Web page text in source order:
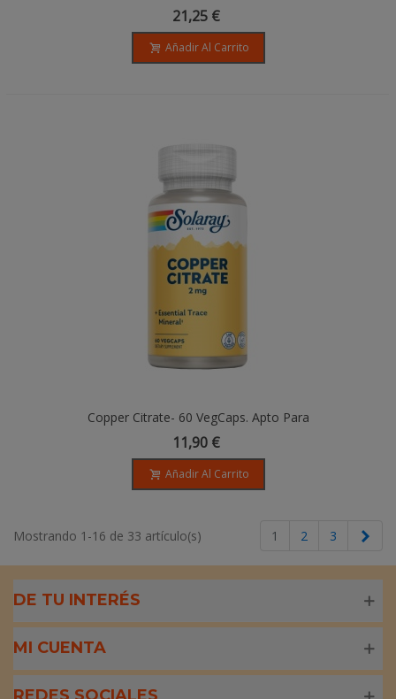
CÁPSULAS
21,25 €
Añadir Al Carrito
Copper Citrate- 60 VegCaps. Apto Para
Veganos
11,90 €
Añadir Al Carrito
Mostrando 1-16 de 33 artículo(s) 1 2 3
DE TU INTERÉS
MI CUENTA